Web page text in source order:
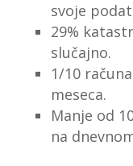
svoje
29%
slučajno.
1/10
meseca.
Manje od
na